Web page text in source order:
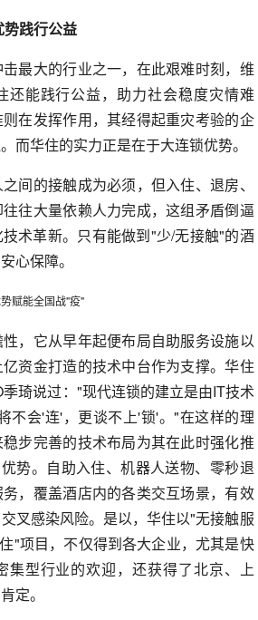
践行公益
最大的行业之一，在此艰难时刻，维
还能践行公益，助力社会稳度灾情难
在发挥作用，其经得起重灾考验的企
而华住的实力正是在于大连锁优势。
间的接触成为必须，但入住、退房、
往大量依赖人力完成，这组矛盾倒逼
术革新。只有能做到"少/无接触"的酒
心保障。
，它从早年起便布局自助服务设施以
资金打造的技术中台作为支撑。华住
琦说过："现代连锁的建立是由IT技术
不会'连'，更谈不上'锁'。"在这样的理
步完善的技术布局为其在此时强化推
势。自助入住、机器人送物、零秒退
，覆盖酒店内的各类交互场景，有效
叉感染风险。是以，华住以"无接触服
"项目，不仅得到各大企业，尤其是快
集型行业的欢迎，还获得了北京、上
定。